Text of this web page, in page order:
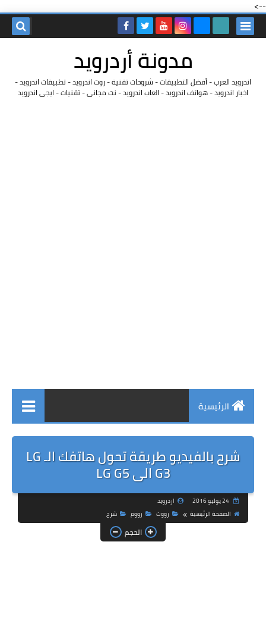
-->
مدونة أردرويد
اندرويد العرب - أفضل التطبيقات - شروحات تقنية - روت اندرويد - تطبيقات اندرويد -
اخبار اندرويد - هواتف اندرويد - العاب اندرويد - نت مجانى - تقنيات - ايجى اندرويد
الرئيسية
شرح بالفيديو طريقة تحول هاتفك الـ LG
G3 الى LG G5
24 يوليو 2016
اردرويد
الصفحة الرئيسية
رووت رووم شرح
الحجم